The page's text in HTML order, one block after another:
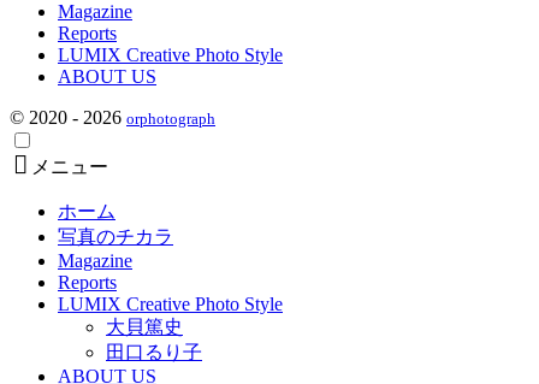
Magazine
Reports
LUMIX Creative Photo Style
ABOUT US
© 2020 - 2026 orphotograph
メニュー
ホーム
写真のチカラ
Magazine
Reports
LUMIX Creative Photo Style
大貝篤史
田口るり子
ABOUT US